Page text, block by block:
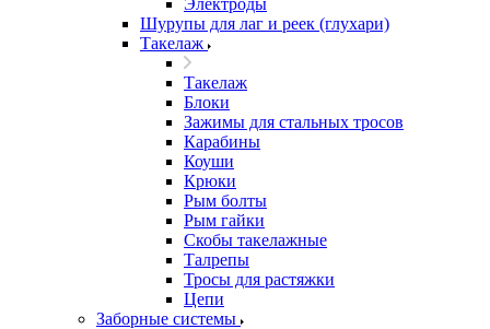
Электроды
Шурупы для лаг и реек (глухари)
Такелаж
Такелаж
Блоки
Зажимы для стальных тросов
Карабины
Коуши
Крюки
Рым болты
Рым гайки
Скобы такелажные
Талрепы
Тросы для растяжки
Цепи
Заборные системы